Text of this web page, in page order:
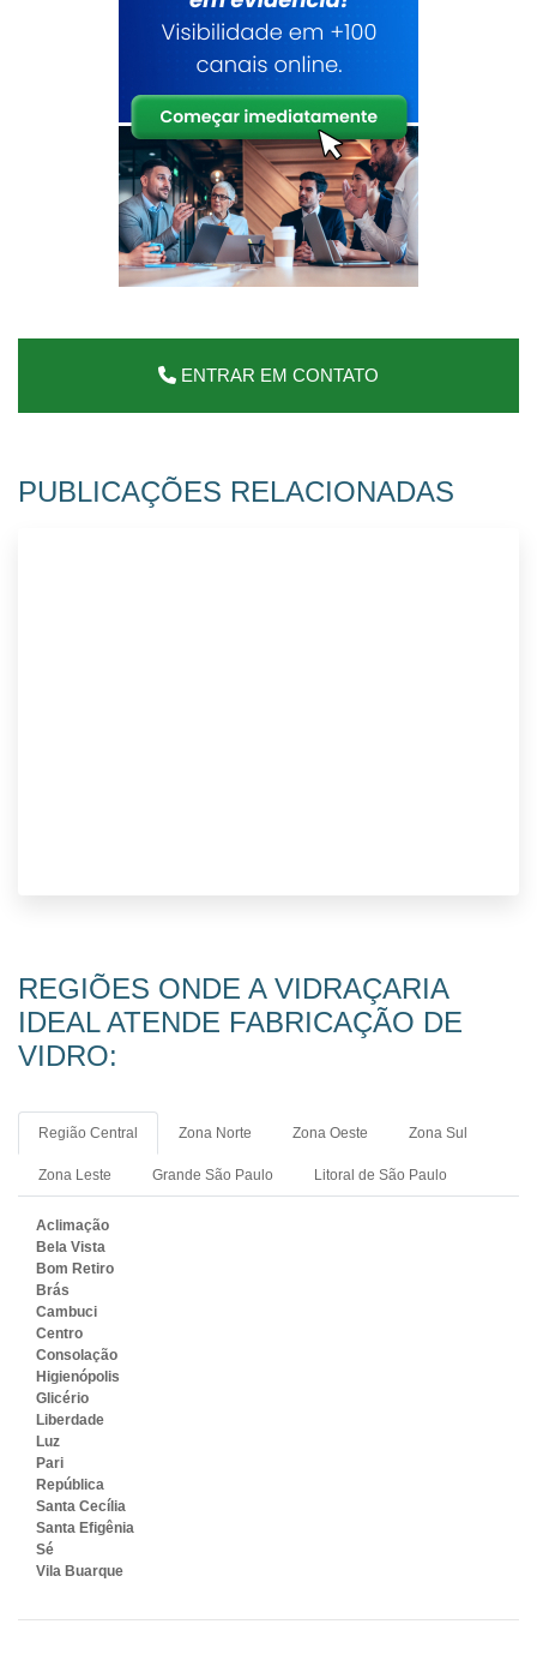
ENTRAR EM CONTATO
PUBLICAÇÕES RELACIONADAS
REGIÕES ONDE A VIDRAÇARIA
IDEAL ATENDE FABRICAÇÃO DE
VIDRO:
Região Central Zona Norte Zona Oeste Zona Sul
Zona Leste Grande São Paulo Litoral de São Paulo
Aclimação
Bela Vista
Bom Retiro
Brás
Cambuci
Centro
Consolação
Higienópolis
Glicério
Liberdade
Luz
Pari
República
Santa Cecília
Santa Efigênia
Sé
Vila Buarque